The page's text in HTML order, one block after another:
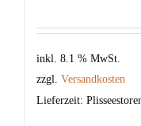
inkl. 8.1 % MwSt.
zzgl. Versandkosten
Lieferzeit: